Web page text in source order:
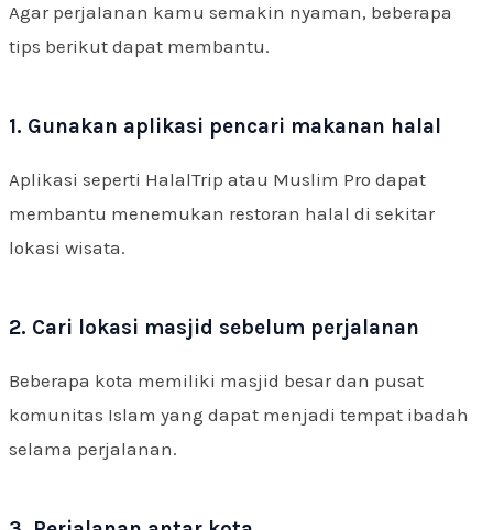
Agar perjalanan kamu semakin nyaman, beberapa
tips berikut dapat membantu.
1. Gunakan aplikasi pencari makanan halal
Aplikasi seperti HalalTrip atau Muslim Pro dapat
membantu menemukan restoran halal di sekitar
lokasi wisata.
2. Cari lokasi masjid sebelum perjalanan
Beberapa kota memiliki masjid besar dan pusat
komunitas Islam yang dapat menjadi tempat ibadah
selama perjalanan.